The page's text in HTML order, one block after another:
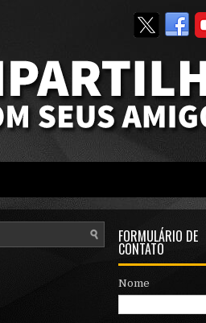
FORMULÁRIO DE
CONTATO
Nome